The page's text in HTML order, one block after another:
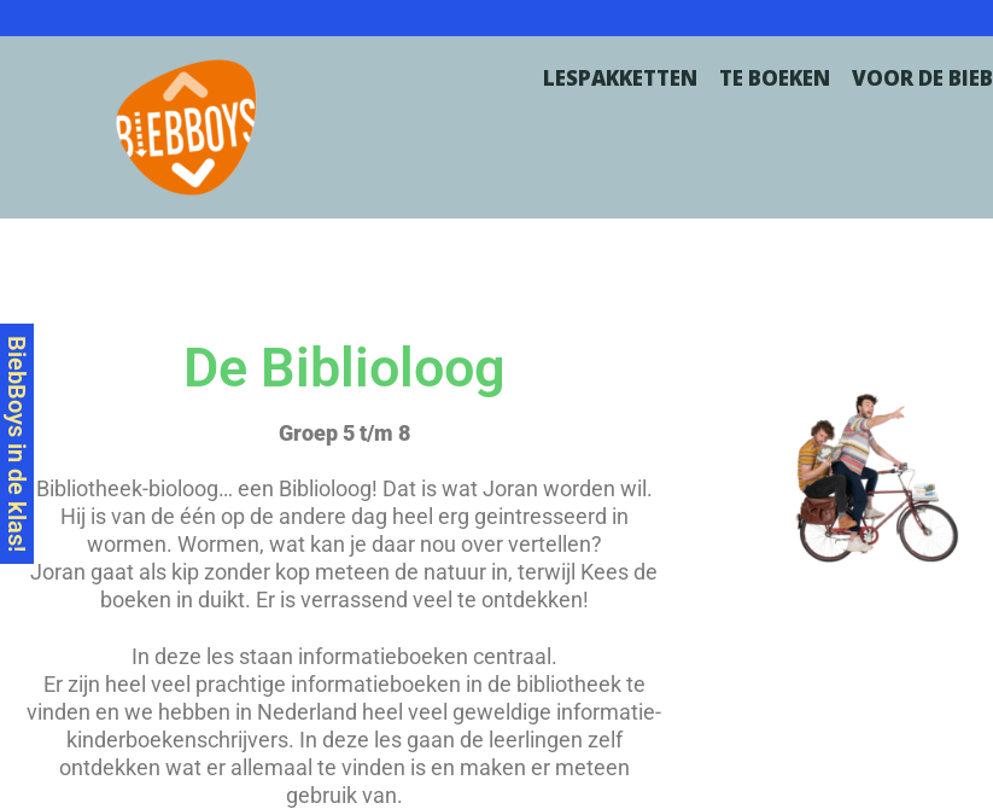
LESPAKKETTEN TE BOEKEN VOOR DE BIEB
De Biblioloog
Groep 5 t/m 8
Bibliotheek-bioloog… een Biblioloog! Dat is wat Joran worden wil.
Hij is van de één op de andere dag heel erg geintresseerd in
wormen. Wormen, wat kan je daar nou over vertellen?
Joran gaat als kip zonder kop meteen de natuur in, terwijl Kees de
boeken in duikt. Er is verrassend veel te ontdekken!
In deze les staan informatieboeken centraal.
Er zijn heel veel prachtige informatieboeken in de bibliotheek te
vinden en we hebben in Nederland heel veel geweldige informatie-
kinderboekenschrijvers. In deze les gaan de leerlingen zelf
ontdekken wat er allemaal te vinden is en maken er meteen
gebruik van.
BiebBoys in de klas!